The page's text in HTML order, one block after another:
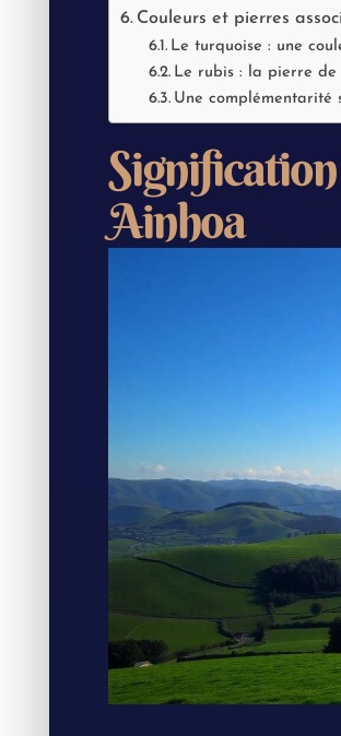
Couleurs et pierres
Le turquoise : une
Le rubis : la pierre
Une complémentarité
Ainhoa